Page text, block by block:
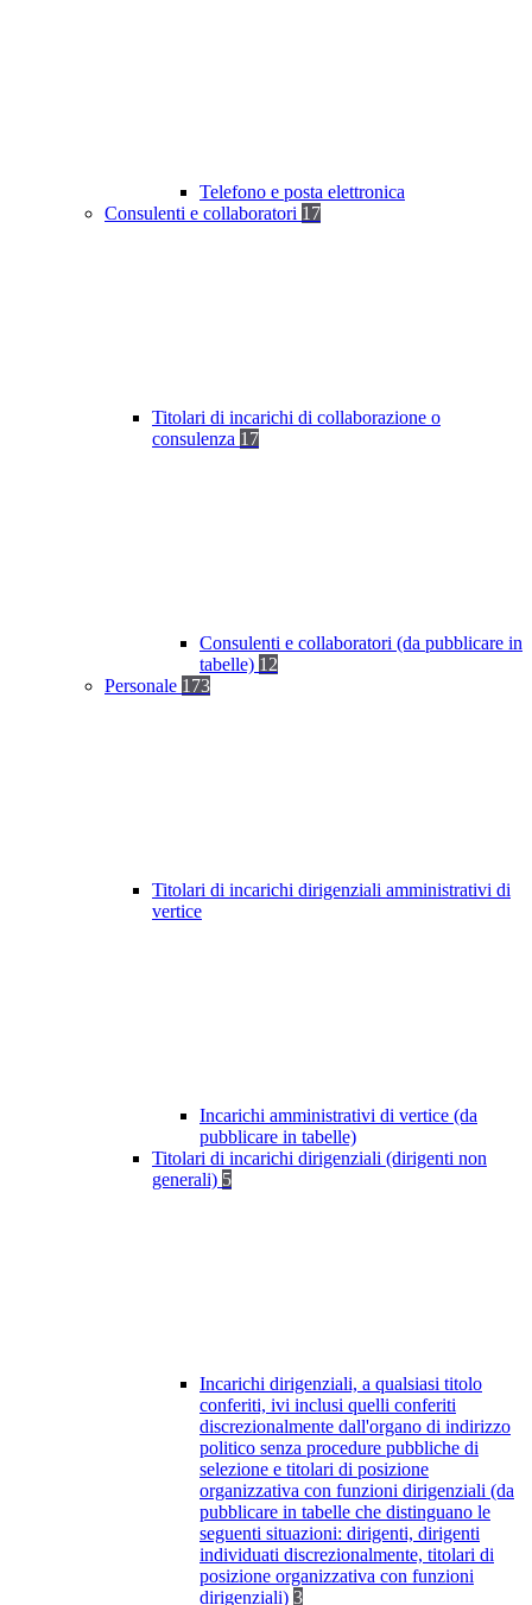
Telefono e posta elettronica
Consulenti e collaboratori 17
Titolari di incarichi di collaborazione o
consulenza 17
Consulenti e collaboratori (da pubblicare in
tabelle) 12
Personale 173
Titolari di incarichi dirigenziali amministrativi di
vertice
Incarichi amministrativi di vertice (da
pubblicare in tabelle)
Titolari di incarichi dirigenziali (dirigenti non
generali) 5
Incarichi dirigenziali, a qualsiasi titolo
conferiti, ivi inclusi quelli conferiti
discrezionalmente dall'organo di indirizzo
politico senza procedure pubbliche di
selezione e titolari di posizione
organizzativa con funzioni dirigenziali (da
pubblicare in tabelle che distinguano le
seguenti situazioni: dirigenti, dirigenti
individuati discrezionalmente, titolari di
posizione organizzativa con funzioni
dirigenziali) 3